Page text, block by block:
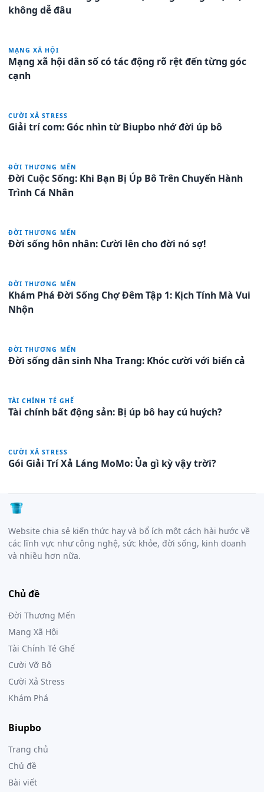
không dễ đâu
MẠNG XÃ HỘI
Mạng xã hội dân số có tác động rõ rệt đến từng góc
cạnh
CƯỜI XẢ STRESS
Giải trí com: Góc nhìn từ Biupbo nhớ đời úp bô
ĐỜI THƯƠNG MẾN
Đời Cuộc Sống: Khi Bạn Bị Úp Bô Trên Chuyến Hành
Trình Cá Nhân
ĐỜI THƯƠNG MẾN
Đời sống hôn nhân: Cười lên cho đời nó sợ!
ĐỜI THƯƠNG MẾN
Khám Phá Đời Sống Chợ Đêm Tập 1: Kịch Tính Mà Vui
Nhộn
ĐỜI THƯƠNG MẾN
Đời sống dân sinh Nha Trang: Khóc cười với biển cả
TÀI CHÍNH TÉ GHẾ
Tài chính bất động sản: Bị úp bô hay cú huých?
CƯỜI XẢ STRESS
Gói Giải Trí Xả Láng MoMo: Ủa gì kỳ vậy trời?
Website chia sẻ kiến thức hay và bổ ích một cách hài hước về
các lĩnh vực như công nghệ, sức khỏe, đời sống, kinh doanh
và nhiều hơn nữa.
Chủ đề
Đời Thương Mến
Mạng Xã Hội
Tài Chính Té Ghế
Cười Vỡ Bô
Cười Xả Stress
Khám Phá
Biupbo
Trang chủ
Chủ đề
Bài viết